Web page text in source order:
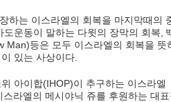
하는 이스라엘의 회복을 마지막때의
도운동이 말하는 다윗의 장막의 회복
Man)등은 모두 이스라엘의 회복을 뜻
있는 사상이다
위 아이합(IHOP)이 추구하는 이스라엘
스라엘의 메시야닉 쥬를 후원하는 대